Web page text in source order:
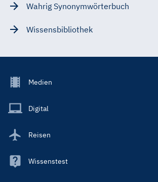
Wahrig Synonymwörterbuch
Wissensbibliothek
Footer
Main
Medien
Digital
Reisen
Wissenstest